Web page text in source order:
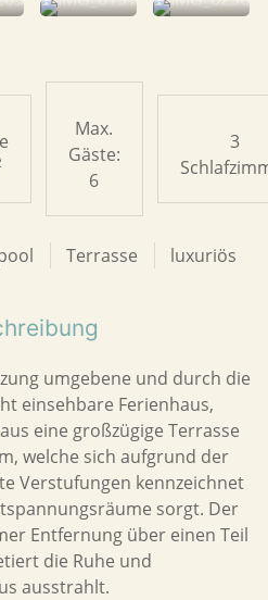
Max.
Gäste:
6
3
Terrasse luxuriös
umgebene und durch die
einsehbare Ferienhaus,
eine großzügige Terrasse
welche sich aufgrund der
Verstufungen kennzeichnet
sorgt. Der
Entfernung über einen Teil
die Ruhe und
ausstrahlt.